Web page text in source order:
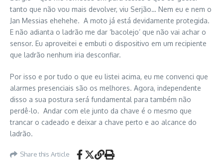
tanto que não vou mais devolver, viu Serjão… Nem eu e nem o
Jan Messias ehehehe. A moto já está devidamente protegida.
E não adianta o ladrão me dar ‘bacolejo’ que não vai achar o
sensor. Eu aproveitei e embuti o dispositivo em um recipiente
que ladrão nenhum iria desconfiar.
Por isso e por tudo o que eu listei acima, eu me convenci que
alarmes presenciais são os melhores. Agora, independente
disso a sua postura será fundamental para também não
perdê-lo. Andar com ele junto da chave é o mesmo que
trancar o cadeado e deixar a chave perto e ao alcance do
ladrão.
Share this Article